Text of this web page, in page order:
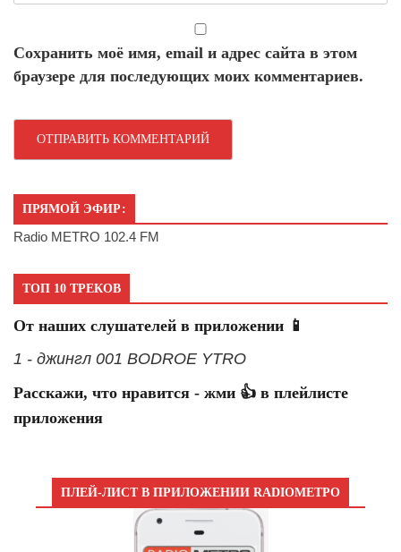
Сохранить моё имя, email и адрес сайта в этом
браузере для последующих моих комментариев.
ПРЯМОЙ ЭФИР:
Radio METRO 102.4 FM
ТОП 10 ТРЕКОВ
От наших слушателей в приложении 📱
1 - джингл 001 BODROE YTRO
Расскажи, что нравится - жми 👍 в плейлисте
приложения
ПЛЕЙ-ЛИСТ В ПРИЛОЖЕНИИ RADIOМЕТРО